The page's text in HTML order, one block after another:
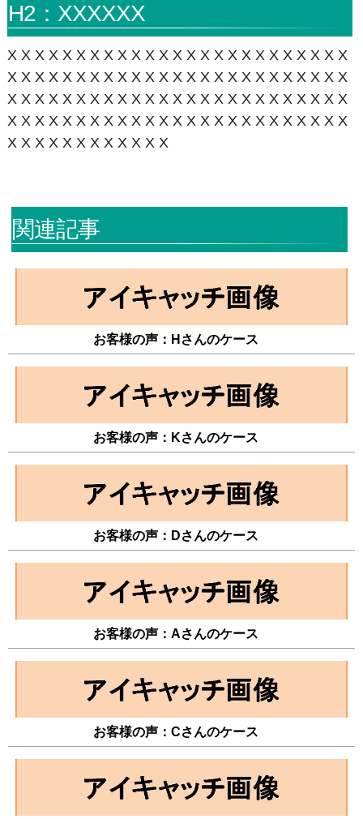
H2：XXXXXX
XXXXXXXXXXXXXXXXXXXXXXXXX
XXXXXXXXXXXXXXXXXXXXXXXXX
XXXXXXXXXXXXXXXXXXXXXXXXX
XXXXXXXXXXXXXXXXXXXXXXXXX
XXXXXXXXXXXX
関連記事
お客様の声：Hさんのケース
お客様の声：Kさんのケース
お客様の声：Dさんのケース
お客様の声：Aさんのケース
お客様の声：Cさんのケース